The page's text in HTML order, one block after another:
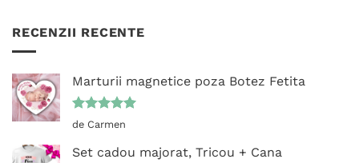
RECENZII RECENTE
Marturii magnetice poza Botez Fetita
Evaluat la
de Carmen
Set cadou majorat, Tricou + Cana